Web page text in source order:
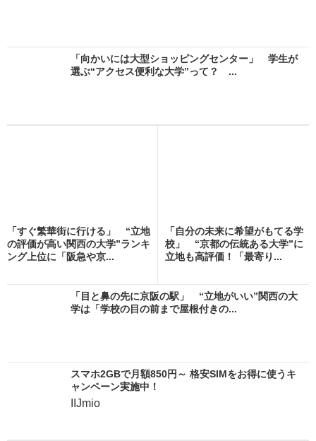
「向かいには大型ショッピングセンター」 学生が
選ぶ“アクセス便利な大学”って？ ...
「すぐ繁華街に行ける」 “立地
の評価が高い関西の大学”ランキ
ング上位に「阪急や京...
「自分の未来に希望がもてる学
校」 “京都の伝統ある大学”に
立地も高評価！「最寄り...
「目と鼻の先に京阪の駅」 “立地がいい”関西の大
学は「学校の目の前まで屋根付きの...
スマホ2GBで月額850円～ 格安SIMをお得に使うキ
ャンペーン実施中！
IIJmio